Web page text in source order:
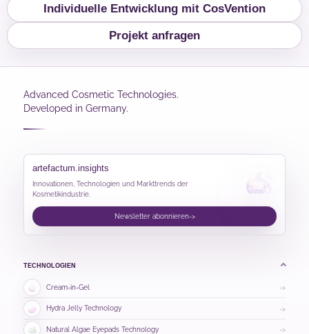
Individuelle Entwicklung mit CosVention
Projekt anfragen
Advanced Cosmetic Technologies.
Developed in Germany.
artefactum.insights
Innovationen, Technologien und Markttrends der
Kosmetikindustrie.
Newsletter abonnieren->
TECHNOLOGIEN
Cream-in-Gel ->
Hydra Jelly Technology ->
Natural Algae Eyepads Technology ->